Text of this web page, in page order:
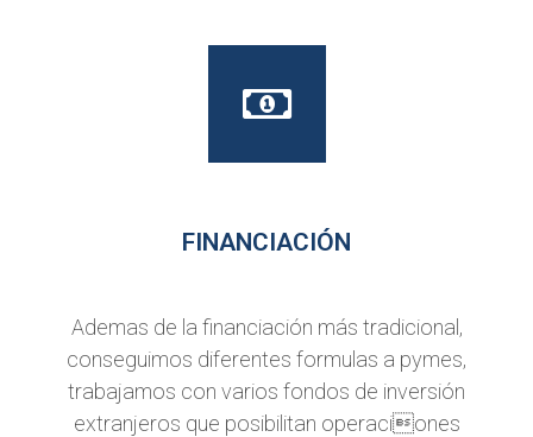
FINANCIACIÓN
Ademas de la financiación más tradicional,
conseguimos diferentes formulas a pymes,
trabajamos con varios fondos de inversión
extranjeros que posibilitan operaciones